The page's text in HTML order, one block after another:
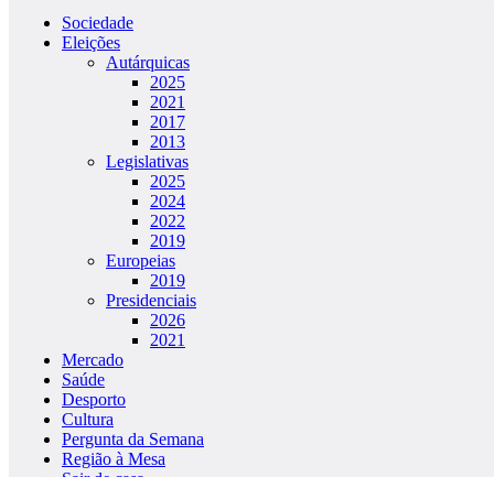
Sociedade
Eleições
Autárquicas
2025
2021
2017
2013
Legislativas
2025
2024
2022
2019
Europeias
2019
Presidenciais
2026
2021
Mercado
Saúde
Desporto
Cultura
Pergunta da Semana
Região à Mesa